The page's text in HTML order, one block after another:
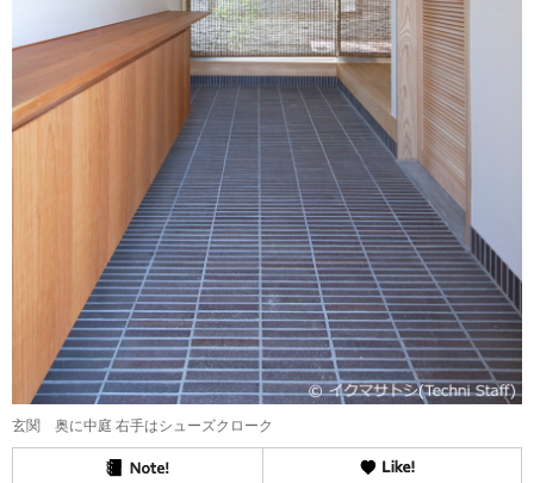
玄関 奥に中庭 右手はシューズクローク